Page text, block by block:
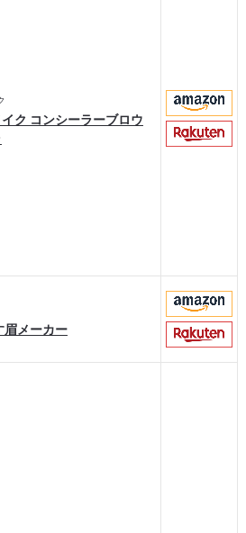
ク コンシーラーブロウ
メーカー